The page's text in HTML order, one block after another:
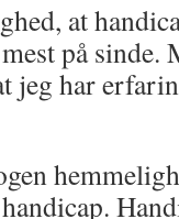
at
på sinde.
jeg har